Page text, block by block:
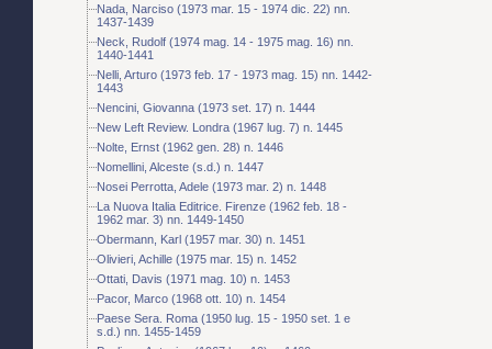
Nada, Narciso (1973 mar. 15 - 1974 dic. 22) nn.
1437-1439
Neck, Rudolf (1974 mag. 14 - 1975 mag. 16) nn.
1440-1441
Nelli, Arturo (1973 feb. 17 - 1973 mag. 15) nn. 1442-
1443
Nencini, Giovanna (1973 set. 17) n. 1444
New Left Review. Londra (1967 lug. 7) n. 1445
Nolte, Ernst (1962 gen. 28) n. 1446
Nomellini, Alceste (s.d.) n. 1447
Nosei Perrotta, Adele (1973 mar. 2) n. 1448
La Nuova Italia Editrice. Firenze (1962 feb. 18 -
1962 mar. 3) nn. 1449-1450
Obermann, Karl (1957 mar. 30) n. 1451
Olivieri, Achille (1975 mar. 15) n. 1452
Ottati, Davis (1971 mag. 10) n. 1453
Pacor, Marco (1968 ott. 10) n. 1454
Paese Sera. Roma (1950 lug. 15 - 1950 set. 1 e
s.d.) nn. 1455-1459